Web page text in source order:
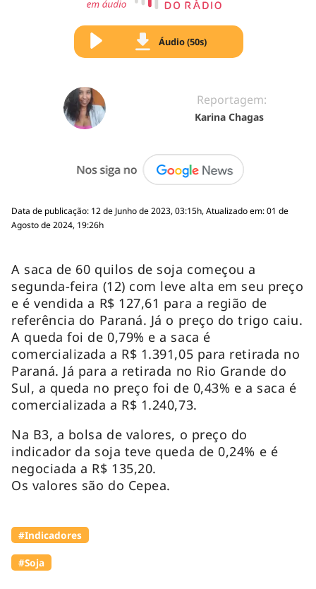
Áudio (50s)
Reportagem:
Karina Chagas
Data de publicação: 12 de Junho de 2023, 03:15h, Atualizado em: 01 de
Agosto de 2024, 19:26h
A saca de 60 quilos de soja começou a
segunda-feira (12) com leve alta em seu preço
e é vendida a R$ 127,61 para a região de
referência do Paraná. Já o preço do trigo caiu.
A queda foi de 0,79% e a saca é
comercializada a R$ 1.391,05 para retirada no
Paraná. Já para a retirada no Rio Grande do
Sul, a queda no preço foi de 0,43% e a saca é
comercializada a R$ 1.240,73.
Na B3, a bolsa de valores, o preço do
indicador da soja teve queda de 0,24% e é
negociada a R$ 135,20.
Os valores são do Cepea.
#Indicadores
#Soja